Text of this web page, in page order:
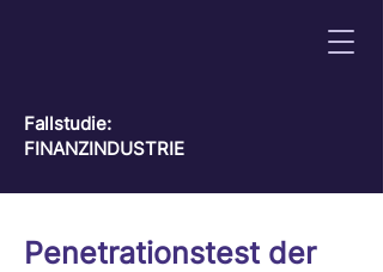
Fallstudie:
FINANZINDUSTRIE
Penetrationstest der